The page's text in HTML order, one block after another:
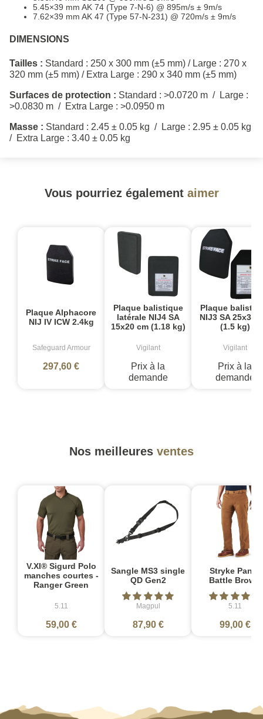
5.45×39 mm AK 74 (Type 7-N-6) @ 895m/s ± 9m/s
7.62×39 mm AK 47 (Type 57-N-231) @ 720m/s ± 9m/s
DIMENSIONS
Tailles : Standard : 250 x 300 mm (±5 mm) / Large : 270 x
320 mm (±5 mm) / Extra Large : 290 x 340 mm (±5 mm)
Surfaces de protection : Standard : >0.0720 m / Large :
>0.0830 m / Extra Large : >0.0950 m
Masse : Standard : 2.45 ± 0.05 kg / Large : 2.95 ± 0.05 kg
/ Extra Large : 3.40 ± 0.05 kg
Vous pourriez également aimer
Plaque Alphacore
NIJ IV ICW 2.4kg
Safeguard Armour
297,60 €
Plaque balistique
latérale NIJ4 SA
15x20 cm (1.18 kg)
Vigilant
Prix à la
demande
Plaque
NIJ3 SA 25x30
(1.5 kg)
Vigilant
Prix à la
demande
Nos meilleures ventes
V.XI® Sigurd Polo
manches courtes -
Ranger Green
5.11
59,00 €
Sangle MS3 single
QD Gen2
Magpul
87,90 €
Stryke Pant -
Battle Brown
5.11
99,00 €